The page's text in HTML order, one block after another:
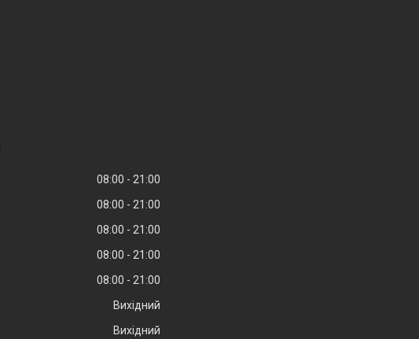
08:00
21:00
08:00
21:00
08:00
21:00
08:00
21:00
08:00
21:00
Вихідний
Вихідний